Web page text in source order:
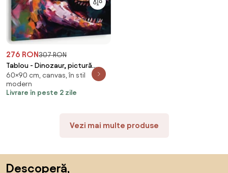
276 RON307 RON
Tablou - Dinozaur, pictură
(90x60 cm)
60×90 cm, canvas, în stil
modern
Livrare în peste 2 zile
Vezi mai multe produse
Descoperă,